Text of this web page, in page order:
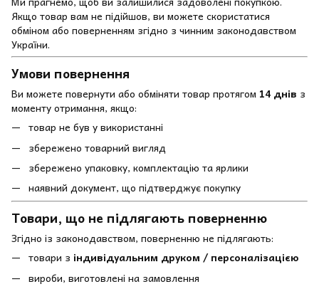
Якщо товар вам не підійшов, ви можете скористатися
обміном або поверненням згідно з чинним законодавством
України.
Умови повернення
Ви можете повернути або обміняти товар протягом 14 днів з
моменту отримання, якщо:
товар не був у використанні
збережено товарний вигляд
збережено упаковку, комплектацію та ярлики
наявний документ, що підтверджує покупку
Товари, що не підлягають поверненню
Згідно із законодавством, поверненню не підлягають:
товари з індивідуальним друком / персоналізацією
вироби, виготовлені на замовлення